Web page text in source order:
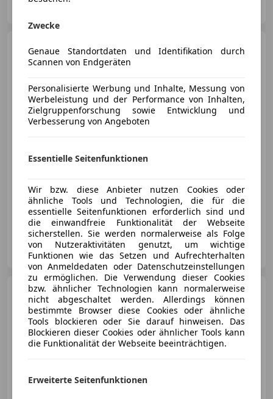
Audi A4 Avant 35 TDI Aut LED
AHK NAVI SITZHZG ASSIST
€ 21 490
03/2023 131 600 km Diesel
120 kW (163 PS)
Onlinecars Vertriebs GmbH ZWNL Wien
AT-1020 Wien
Audi A3
Limousine 30 TDI Aut
LED RADAR NAVI ASSIST PDC
Zwecke
Genaue Standortdaten und Identifikation durch
Scannen von Endgeräten
Personalisierte Werbung und Inhalte, Messung von
Werbeleistung und der Performance von Inhalten,
Zielgruppenforschung sowie Entwicklung und
Verbesserung von Angeboten
Essentielle Seitenfunktionen
Wir bzw. diese Anbieter nutzen Cookies oder
ähnliche Tools und Technologien, die für die
essentielle Seitenfunktionen erforderlich sind und
die einwandfreie Funktionalität der Webseite
sicherstellen. Sie werden normalerweise als Folge
von Nutzeraktivitäten genutzt, um wichtige
Funktionen wie das Setzen und Aufrechterhalten
von Anmeldedaten oder Datenschutzeinstellungen
zu ermöglichen. Die Verwendung dieser Cookies
bzw. ähnlicher Technologien kann normalerweise
nicht abgeschaltet werden. Allerdings können
bestimmte Browser diese Cookies oder ähnliche
Tools blockieren oder Sie darauf hinweisen. Das
Blockieren dieser Cookies oder ähnlicher Tools kann
die Funktionalität der Webseite beeinträchtigen.
Erweiterte Seitenfunktionen